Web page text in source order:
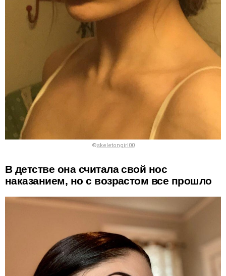
©skeletongirl00
В детстве она считала свой нос
наказанием, но с возрастом все прошло